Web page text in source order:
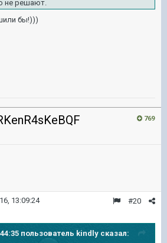
не решают.
бы!)))
769
#20
13:09:24
пользователь kindly сказал: